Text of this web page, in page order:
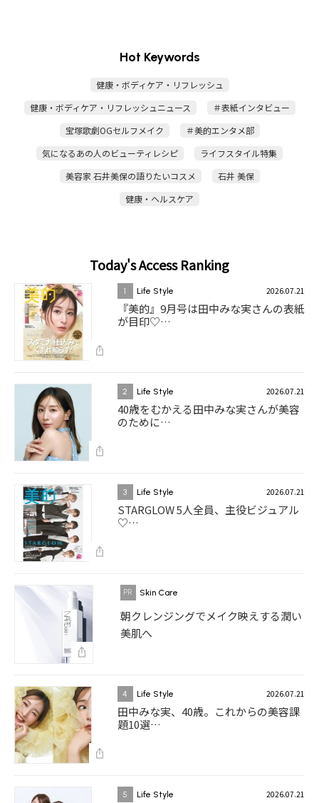
Hot Keywords
健康・ボディケア・リフレッシュ
健康・ボディケア・リフレッシュニュース
＃表紙インタビュー
宝塚歌劇OGセルフメイク
＃美的エンタメ部
気になるあの人のビューティレシピ
ライフスタイル特集
美容家 石井美保の語りたいコスメ
石井 美保
健康・ヘルスケア
Today's Access Ranking
1 Life Style 2026.07.21
『美的』9月号は田中みな実さんの表紙
が目印♡…
2 Life Style 2026.07.21
40歳をむかえる田中みな実さんが美容
のために…
3 Life Style 2026.07.21
STARGLOW 5人全員、主役ビジュアル
♡…
Skin Care
朝クレンジングでメイク映えする潤い
美肌へ
4 Life Style 2026.07.21
田中みな実、40歳。これからの美容課
題10選…
5 Life Style 2026.07.21